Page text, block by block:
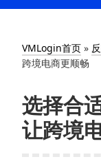
VMLogin首页 »
跨境电商更顺畅
选择合
让跨境